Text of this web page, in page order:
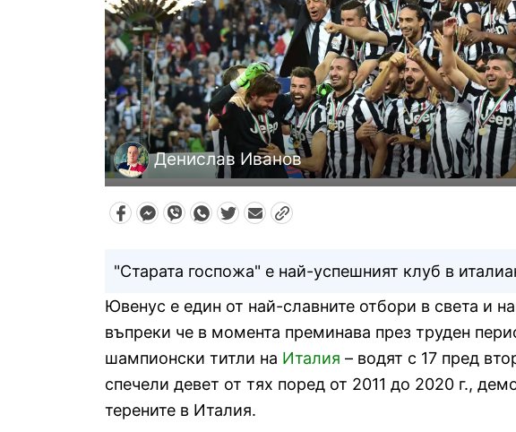
Денислав Иванов
"Старата госпожа" е най-успешният клуб в
Ювенус е един от най-славните отбори в света и
въпреки че в момента преминава през труден
шампионски титли на Италия – водят с 17 пред
спечели девет от тях поред от 2011 до 2020 г.,
терените в Италия.